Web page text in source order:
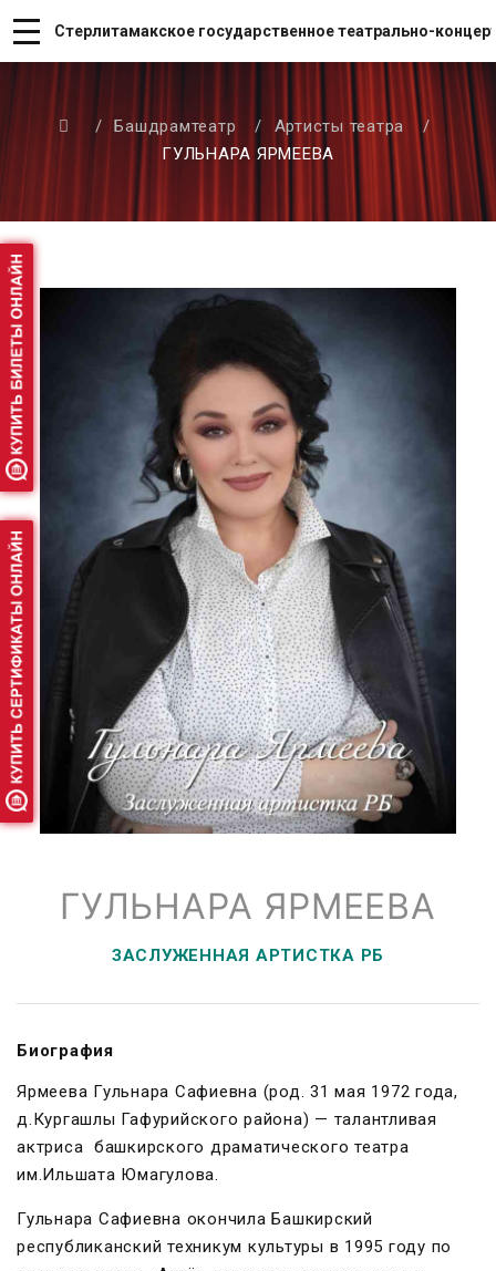
Стерлитамакское государственное театрально-
/ Башдрамтеатр / Артисты театра
/
ГУЛЬНАРА ЯРМЕЕВА
ГУЛЬНАРА ЯРМЕЕВА
ЗАСЛУЖЕННАЯ АРТИСТКА РБ
Биография
Ярмеева Гульнара Сафиевна (род. 31 мая 1972 года,
д.Кургашлы Гафурийского района) — талантливая
актриса башкирского драматического театра
им.Ильшата Юмагулова.
Гульнара Сафиевна окончила Башкирский
республиканский техникум культуры в 1995 году по